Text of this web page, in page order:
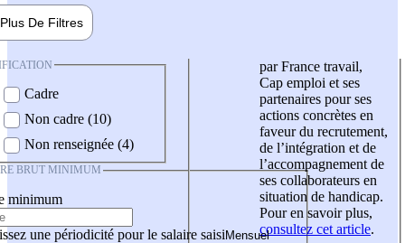
Plus De Filtres
Cadre
Non cadre (10)
Non renseignée (4)
BRUT MINIMUM
minimum
une périodicité pour le salaire saisi
par France travail,
Cap emploi et ses
partenaires pour ses
actions concrètes en
faveur du recrutement,
de l’intégration et de
l’accompagnement de
ses collaborateurs en
situation de handicap.
Pour en savoir plus,
consultez cet article.